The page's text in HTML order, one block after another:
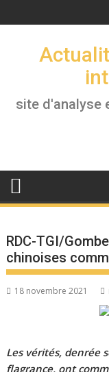
to
site d'analyse
RDC-TGI/
chinoises
18 novembre 2021
Les vérités, denrée
flagrance, ont